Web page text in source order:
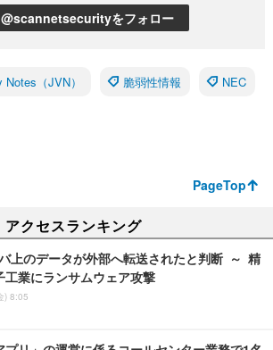
@scannetsecurityをフォロー
（JVN） 脆弱性情報 NEC
PageTop
アクセスランキング
上のデータが外部へ転送されたと判断 ～ 精
工業にランサムウェア攻撃
) 8:05